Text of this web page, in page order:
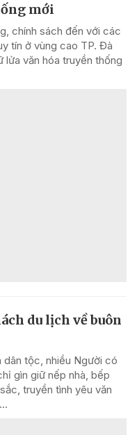
mới
chính sách đến với các
tín ở vùng cao TP. Đà
lửa văn hóa truyền thống
du lịch về buôn
dân tộc, nhiều Người có
gìn giữ nếp nhà, bếp
truyền tình yêu văn